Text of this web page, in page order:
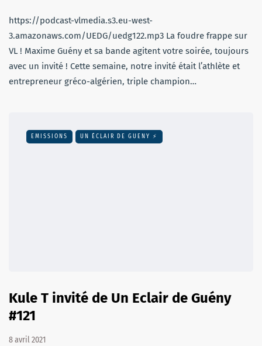
https://podcast-vlmedia.s3.eu-west-
3.amazonaws.com/UEDG/uedg122.mp3 La foudre frappe sur
VL ! Maxime Guény et sa bande agitent votre soirée, toujours
avec un invité ! Cette semaine, notre invité était l’athlète et
entrepreneur gréco-algérien, triple champion…
EMISSIONS UN ÉCLAIR DE GUENY ⚡️
Kule T invité de Un Eclair de Guény
#121
8 avril 2021